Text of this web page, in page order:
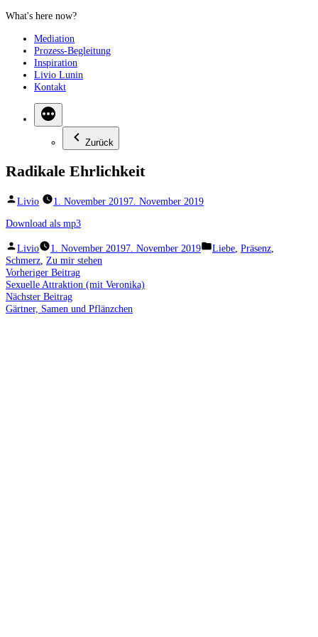
Zum
springenMediation
Prozess-Begleitung
Inspiration
Livio Lunin
Kontakt
Zurück
Radikale Ehrlichkeit
Veröffentlicht
Livio 1. November 20197. November 2019
Download als mp3
Veröffentlicht
von
Livio 1. November 20197. November 2019
Veröffentlicht
Liebe Präsenz
Schmerz Zu mir stehen
Beitragsnavigation
Vorheriger BeitragVorheriger
Beitrag:
Sexuelle Attraktion (mit Veronika)
Nächster BeitragNächster
Beitrag:
Gärtner, Samen und Pflänzchen